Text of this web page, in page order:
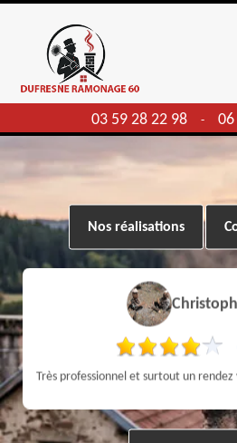
03 59 28 22 98 - 06
Nos réalisations